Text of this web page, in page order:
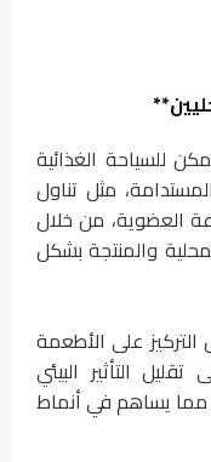
للسياحة الغذائية
مثل تناول
العضوية، من خلال
والمنتجة بشكل
التركيز على الأطعمة
التأثير البيئي
مما يساهم في أنماط